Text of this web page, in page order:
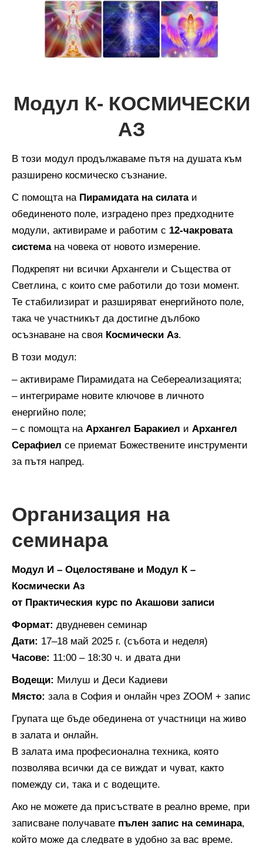
Модул К- КОСМИЧЕСКИ
АЗ
В този модул продължаваме пътя на душата към
разширено космическо съзнание.
С помощта на Пирамидата на силатаи
обединеното поле, изградено през предходните
модули, активираме и работим с 12-чакровата
системана човека от новото измерение.
Подкрепят ни всички Архангели и Същества от
Светлина, с които сме работили до този момент.
Те стабилизират и разширяват енергийното поле,
така че участникът да достигне дълбоко
осъзнаване на своя Космически Аз.
В този модул:
– активираме Пирамидата на Себереализацията;
– интегрираме новите ключове в личното
енергийно поле;
– с помощта на Архангел Баракиел и Архангел
Серафиел се приемат Божествените инструменти
за пътя напред.
Организация на
семинара
Модул И – Оцелостяване и Модул К –
Космически Аз
от Практическия курс по Акашови записи
Формат: двудневен семинар
Дати: 17–18 май 2025 г. (събота и неделя)
Часове: 11:00 – 18:30 ч. и двата дни
Водещи: Милуш и Деси Кадиеви
Място: зала в София и онлайн чрез ZOOM + запис
Групата ще бъде обединена от участници на живо
в залата и онлайн.
В залата има професионална техника, която
позволява всички да се виждат и чуват, както
помежду си, така и с водещите.
Ако не можете да присъствате в реално време, при
записване получавате пълен запис на семинара,
който може да следвате в удобно за вас време.